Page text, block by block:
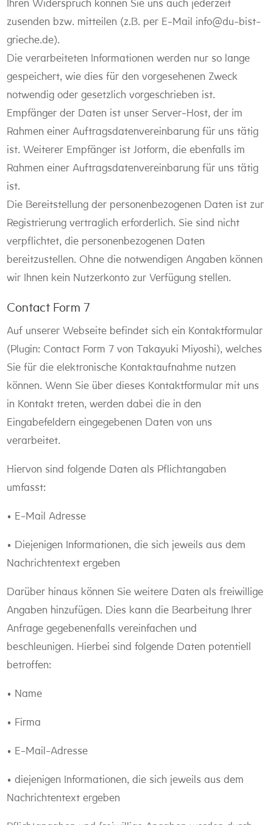
Ihren Widerspruch können Sie uns auch jederzeit
zusenden bzw. mitteilen (z.B. per E-Mail info@du-bist-
grieche.de).
Die verarbeiteten Informationen werden nur so lange
gespeichert, wie dies für den vorgesehenen Zweck
notwendig oder gesetzlich vorgeschrieben ist.
Empfänger der Daten ist unser Server-Host, der im
Rahmen einer Auftragsdatenvereinbarung für uns tätig
ist. Weiterer Empfänger ist Jotform, die ebenfalls im
Rahmen einer Auftragsdatenvereinbarung für uns tätig
ist.
Die Bereitstellung der personenbezogenen Daten ist zur
Registrierung vertraglich erforderlich. Sie sind nicht
verpflichtet, die personenbezogenen Daten
bereitzustellen. Ohne die notwendigen Angaben können
wir Ihnen kein Nutzerkonto zur Verfügung stellen.
Contact Form 7
Auf unserer Webseite befindet sich ein Kontaktformular
(Plugin: Contact Form 7 von Takayuki Miyoshi), welches
Sie für die elektronische Kontaktaufnahme nutzen
können. Wenn Sie über dieses Kontaktformular mit uns
in Kontakt treten, werden dabei die in den
Eingabefeldern eingegebenen Daten von uns
verarbeitet.
Hiervon sind folgende Daten als Pflichtangaben
umfasst:
• E-Mail Adresse
• Diejenigen Informationen, die sich jeweils aus dem
Nachrichtentext ergeben
Darüber hinaus können Sie weitere Daten als freiwillige
Angaben hinzufügen. Dies kann die Bearbeitung Ihrer
Anfrage gegebenenfalls vereinfachen und
beschleunigen. Hierbei sind folgende Daten potentiell
betroffen:
• Name
• Firma
• E-Mail-Adresse
• diejenigen Informationen, die sich jeweils aus dem
Nachrichtentext ergeben